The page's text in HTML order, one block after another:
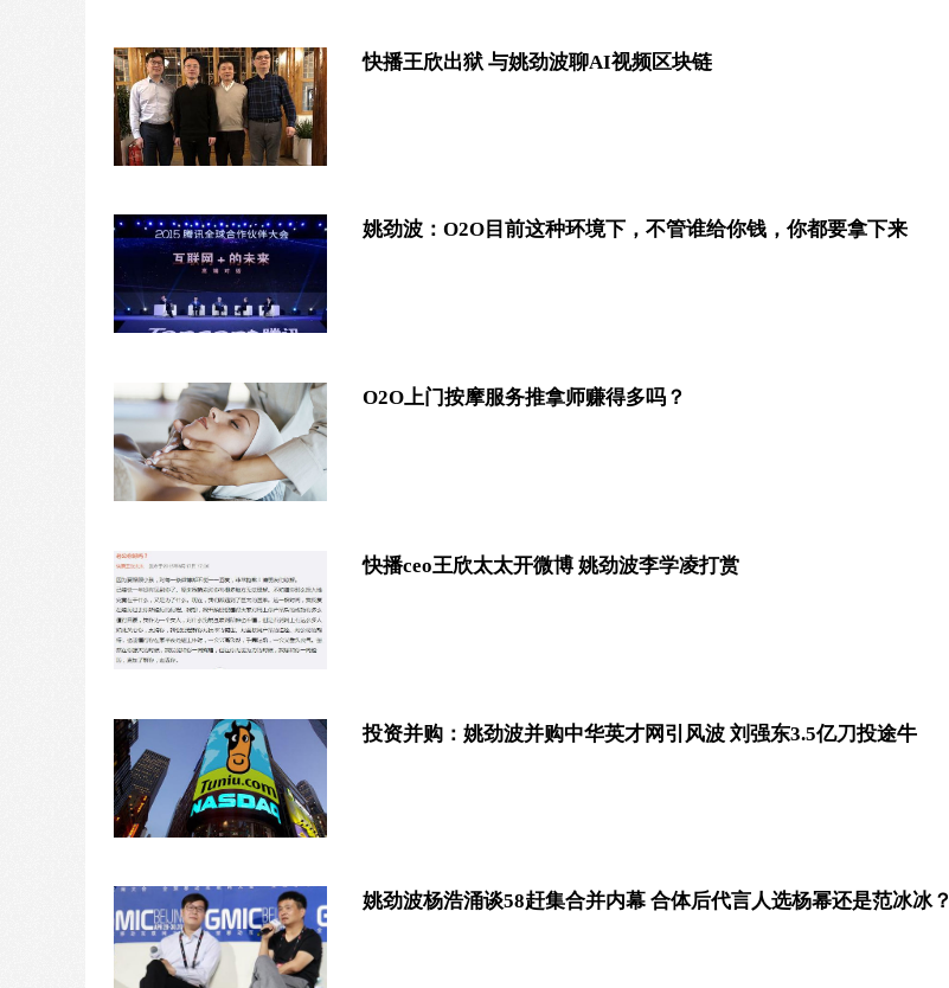
快播王欣出狱 与姚劲波聊AI视频区块链
姚劲波：O2O目前这种环境下，不管谁给你钱，你都要拿下来
O2O上门按摩服务推拿师赚得多吗？
快播ceo王欣太太开微博 姚劲波李学凌打赏
投资并购：姚劲波并购中华英才网引风波 刘强东3.5亿刀投途牛
姚劲波杨浩涌谈58赶集合并内幕 合体后代言人选杨幂还是范冰冰？